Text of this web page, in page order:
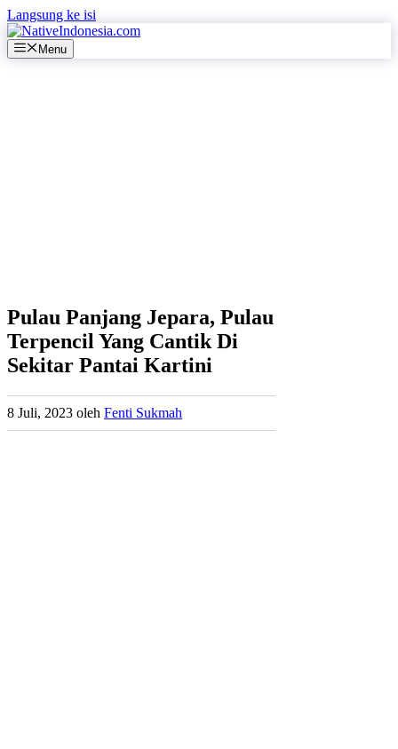
Langsung ke isi
Menu
Pulau Panjang Jepara, Pulau
Terpencil Yang Cantik Di
Sekitar Pantai Kartini
8 Juli, 2023 oleh Fenti Sukmah